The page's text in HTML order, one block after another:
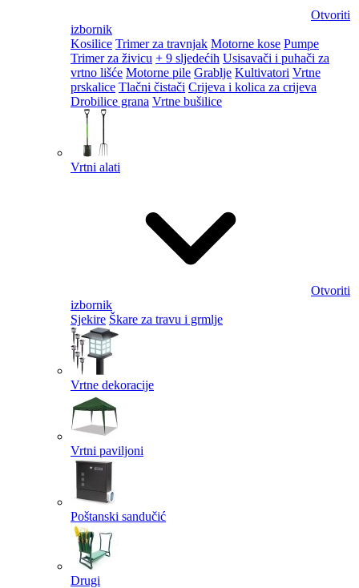
Otvoriti
izbornik
Kosilice Trimer za travnjak Motorne kose Pumpe
Trimer za živicu + 9 sljedećih Usisavači i puhači za
vrtno lišće Motorne pile Grablje Kultivatori Vrtne
prskalice Tlačni čistači Crijeva i kolica za crijeva
Drobilice grana Vrtne bušilice
Vrtni alati
Otvoriti
izbornik
Sjekire Škare za travu i grmlje
Vrtne dekoracije
Vrtni paviljoni
Poštanski sandučić
Drugi